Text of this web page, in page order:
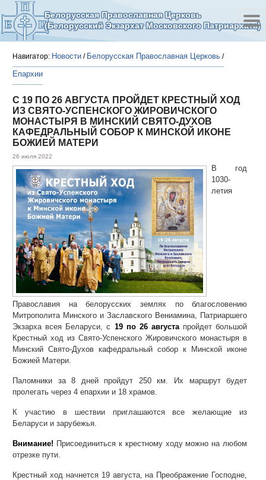
Белорусская Православная Церковь
(Белорусский Экзархат Московского Патриархата)
Навигатор: Новости / Белорусская Православная Церковь /
Епархии
С 19 ПО 26 АВГУСТА ПРОЙДЕТ КРЕСТНЫЙ ХОД
ИЗ СВЯТО-УСПЕНСКОГО ЖИРОВИЧСКОГО
МОНАСТЫРЯ В МИНСКИЙ СВЯТО-ДУХОВ
КАФЕДРАЛЬНЫЙ СОБОР К МИНСКОЙ ИКОНЕ
БОЖИЕЙ МАТЕРИ
26 июля 2022
В год
1030-
летия
Православия на белорусских землях по благословению
Митрополита Минского и Заславского Вениамина, Патриаршего
Экзарха всея Беларуси, с 19 по 26 августапройдет большой
Крестный ход из Свято-Успенского Жировичского монастыря в
Минский Свято-Духов кафедральный собор к Минской иконе
Божией Матери.
Паломники за 8 дней пройдут 250 км. Их маршрут будет
пролегать через 4 епархии и 18 храмов.
К участию в шествии приглашаются все желающие из
Беларуси и зарубежья.
Внимание! Присоединиться к крестному ходу можно на любом
отрезке пути.
Крестный ход начнется 19 августа, на Преображение Господне,